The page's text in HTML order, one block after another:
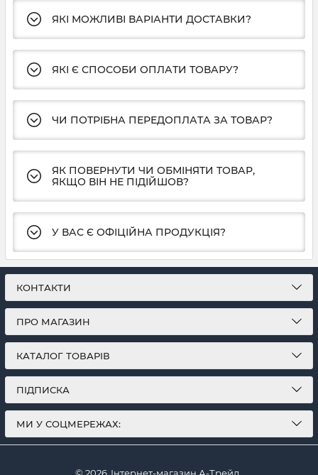
ЯКІ МОЖЛИВІ ВАРІАНТИ ДОСТАВКИ?
ЯКІ Є СПОСОБИ ОПЛАТИ ТОВАРУ?
ЧИ ПОТРІБНА ПЕРЕДОПЛАТА ЗА ТОВАР?
ЯК ПОВЕРНУТИ ЧИ ОБМІНЯТИ ТОВАР,
ЯКЩО ВІН НЕ ПІДІЙШОВ?
У ВАС Є ОФІЦІЙНА ПРОДУКЦІЯ?
КОНТАКТИ
ПРО МАГАЗИН
КАТАЛОГ ТОВАРІВ
ПІДПИСКА
МИ У СОЦМЕРЕЖАХ: